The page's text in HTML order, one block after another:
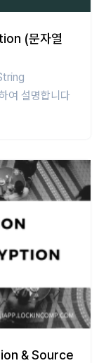
(문자열
여 설명합니다
& Source